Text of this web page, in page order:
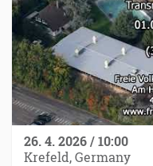
26. 4. 2026 / 10:00
Krefeld, Germany